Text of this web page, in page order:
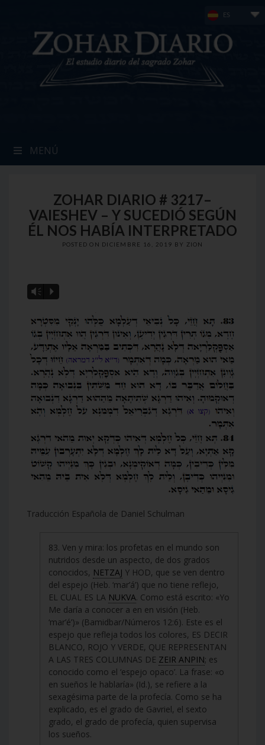
ES
MENÚ
ZOHAR DIARIO # 3217–
VAIESHEV – Y SUCEDIÓ SEGÚN
ÉL NOS HABÍA INTERPRETADO
POSTED ON DICIEMBRE 16, 2019 BY ZION
Vm P
Traducción Española de Daniel Schulman
83. Ven y mira: los profetas en el mundo son
nutridos desde un aspecto, de dos grados
conocidos, NETZAJ Y HOD, que se ven dentro
del espejo (Heb. ‘mar’á’) que no tiene reflejo,
EL CUAL ES LA NUKVA. Como está escrito: «Yo
Me daría a conocer a en en visión (Heb.
‘mar’é’)» (Bamidbar/Números 12:6). Este es el
espejo que refleja todos los colores, ES DECIR
BLANCO, ROJO Y VERDE, QUE REPRESENTAN
A LAS TRES COLUMNAS DE ZEIR ANPIN; es
conocido como el ‘espejo opaco’. La frase: «o
en sueños le hablaría» (Id.), se refiere a la
sexagésima parte de la profecía. Como se ha
explicado, es el grado de Gavriel, el sexto
grado, el grado de profecía, quien supervisa
los sueños.